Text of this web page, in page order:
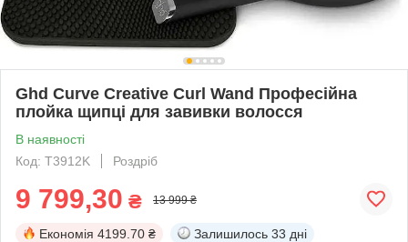
Ghd Curve Creative Curl Wand Професійна
плойка щипці для завивки волосся
В наявності
Код: T3912K
Роздріб
9 799,30 ₴ 13 999 ₴
Економія 4199.70 ₴ Залишилось 33 дні